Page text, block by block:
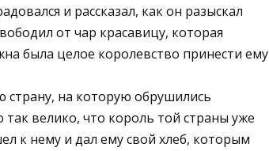
и рассказал, как он разыскал
от чар красавицу, которая
была целое королевство принести ему
страну, на которую обрушились
велико, что король той страны уже
к нему и дал ему свой хлеб, которым